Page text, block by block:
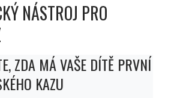
NÁSTROJ PRO
ZDA MÁ VAŠE DÍTĚ PRVNÍ
KAZU